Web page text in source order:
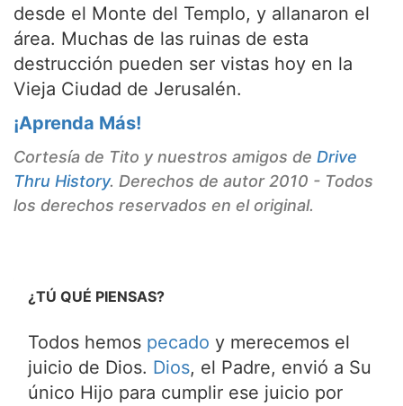
desde el Monte del Templo, y allanaron el
área. Muchas de las ruinas de esta
destrucción pueden ser vistas hoy en la
Vieja Ciudad de Jerusalén.
¡Aprenda Más!
Cortesía de Tito y nuestros amigos de Drive
Thru History. Derechos de autor 2010 - Todos
los derechos reservados en el original.
¿TÚ QUÉ PIENSAS?
Todos hemos pecado y merecemos el
juicio de Dios. Dios, el Padre, envió a Su
único Hijo para cumplir ese juicio por